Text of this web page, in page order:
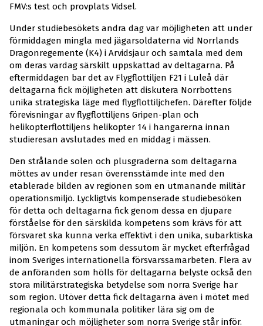
FMV:s test och provplats Vidsel.
Under studiebesökets andra dag var möjligheten att under
förmiddagen mingla med jägarsoldaterna vid Norrlands
Dragonregemente (K4) i Arvidsjaur och samtala med dem
om deras vardag särskilt uppskattad av deltagarna. På
eftermiddagen bar det av Flygflottiljen F21 i Luleå där
deltagarna fick möjligheten att diskutera Norrbottens
unika strategiska läge med flygflottiljchefen. Därefter följde
förevisningar av flygflottiljens Gripen-plan och
helikopterflottiljens helikopter 14 i hangarerna innan
studieresan avslutades med en middag i mässen.
Den strålande solen och plusgraderna som deltagarna
möttes av under resan överensstämde inte med den
etablerade bilden av regionen som en utmanande militär
operationsmiljö. Lyckligtvis kompenserade studiebesöken
för detta och deltagarna fick genom dessa en djupare
förståelse för den särskilda kompetens som krävs för att
försvaret ska kunna verka effektivt i den unika, subarktiska
miljön. En kompetens som dessutom är mycket efterfrågad
inom Sveriges internationella försvarssamarbeten. Flera av
de anföranden som hölls för deltagarna belyste också den
stora militärstrategiska betydelse som norra Sverige har
som region. Utöver detta fick deltagarna även i mötet med
regionala och kommunala politiker lära sig om de
utmaningar och möjligheter som norra Sverige står inför.